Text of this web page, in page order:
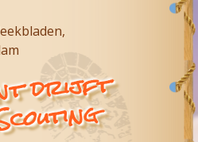
drijft